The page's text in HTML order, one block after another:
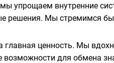
упрощаем внутренние
решения. Мы стремимся
ценность. Мы
возможности для обмена